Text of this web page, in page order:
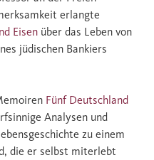
erlangte
Eisen über das Leben von
jüdischen Bankiers
Fünf Deutschland
Analysen und
zu einem
die er selbst miterlebt